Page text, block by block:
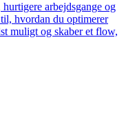
arbejdsgange og
hvordan du optimerer
muligt og skaber et flow,